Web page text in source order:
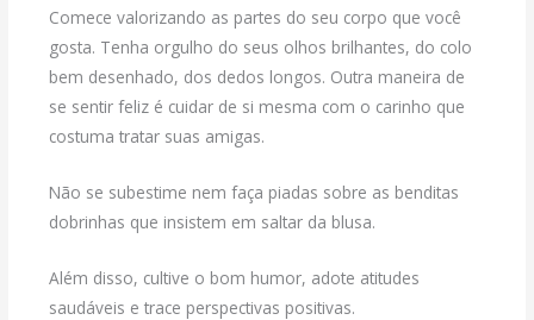
Comece valorizando as partes do seu corpo que você
gosta. Tenha orgulho do seus olhos brilhantes, do colo
bem desenhado, dos dedos longos. Outra maneira de
se sentir feliz é cuidar de si mesma com o carinho que
costuma tratar suas amigas.
Não se subestime nem faça piadas sobre as benditas
dobrinhas que insistem em saltar da blusa.
Além disso, cultive o bom humor, adote atitudes
saudáveis e trace perspectivas positivas.